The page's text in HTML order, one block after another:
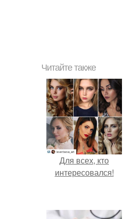
Читайте также
Для всех, кто
интересовался!